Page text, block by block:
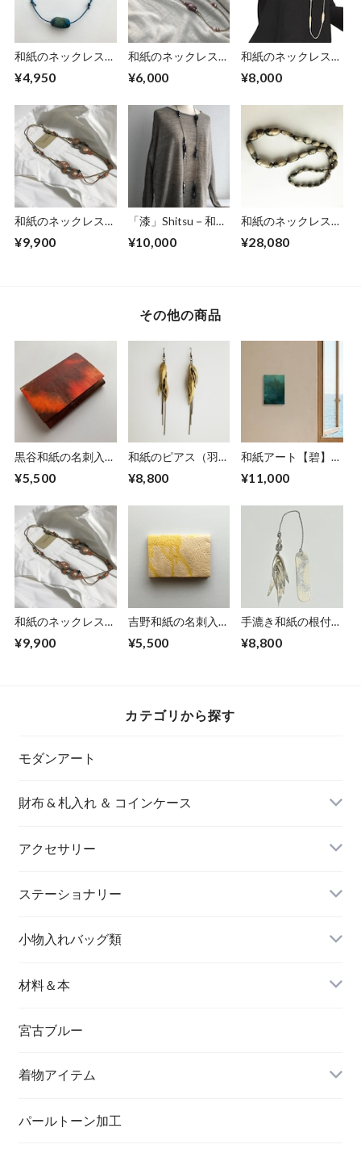
和紙のネックレス
¥4,950
和紙のネックレス
¥6,000
和紙のネックレス
¥8,000
和紙のネックレス
¥9,900
「漆」Shitsu－和紙
No.013
¥10,000
和紙のネックレス
※ケース付
¥28,080
その他の商品
黒谷和紙の名刺入れ
¥5,500
和紙のピアス（羽）
¥8,800
和紙アート【碧】
¥11,000
和紙のネックレス
¥9,900
吉野和紙の名刺入れ
¥5,500
手漉き和紙の根付
¥8,800
カテゴリから探す
モダンアート
財布 & 札入れ ＆ コインケース
長財布
アクセサリー
イヤリング＆ピアス
バングル＆ブレスレット
ペンダント
ブローチ
ステーショナリー
名刺入れ
メッセージカード
一筆箋
小物入れバッグ類
バッグ
材料＆本
ハンドメイドキット
宮古ブルー
着物アイテム
パールトーン加工